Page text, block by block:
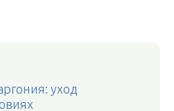
уход